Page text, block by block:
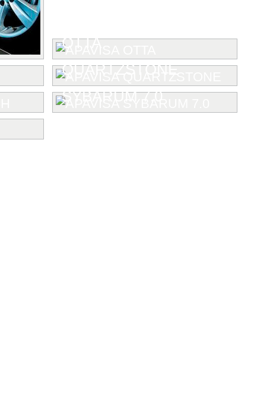
OTTA
QUARTZSTONE
SYBARUM 7.0